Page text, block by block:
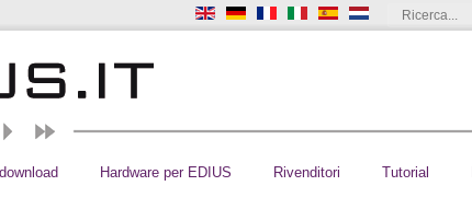
Hardware per EDIUS Rivenditori Tutorial